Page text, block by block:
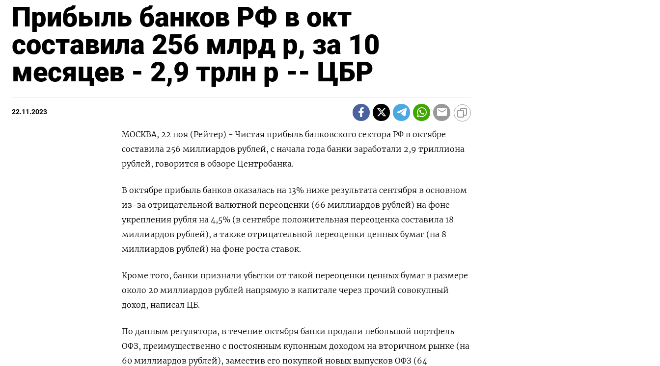
Прибыль банков РФ в окт
составила 256 млрд р, за 10
месяцев - 2,9 трлн р -- ЦБР
22.11.2023
МОСКВА, 22 ноя (Рейтер) - Чистая прибыль банковского сектора РФ в октябре
составила 256 миллиардов рублей, с начала года банки заработали 2,9 триллиона
рублей, говорится в обзоре Центробанка.
В октябре прибыль банков оказалась на 13% ниже результата сентября в основном
из-за отрицательной валютной переоценки (66 миллиардов рублей) на фоне
укрепления рубля на 4,5% (в сентябре положительная переоценка составила 18
миллиардов рублей), а также отрицательной переоценки ценных бумаг (на 8
миллиардов рублей) на фоне роста ставок.
Кроме того, банки признали убытки от такой переоценки ценных бумаг в размере
около 20 миллиардов рублей напрямую в капитале через прочий совокупный
доход, написал ЦБ.
По данным регулятора, в течение октября банки продали небольшой портфель
ОФЗ, преимущественно с постоянным купонным доходом на вторичном рынке (на
60 миллиардов рублей), заместив его покупкой новых выпусков ОФЗ (64